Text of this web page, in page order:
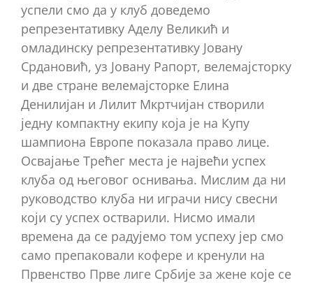
успели смо да у клуб доведемо
репрезентативку Аделу Великић и
омладинску репрезентативку Јовану
Срдановић, уз Јовану Рапорт, велемајсторку
и две стране велемајсторке Елина
Денилијан и Лилит Мкртчијан створили
једну компактну екипу која је на Купу
шампиона Европе показала право лице.
Освајање Трећег места је највећи успех
клуба од његовог оснивања. Мислим да ни
руководство клуба ни играчи нису свесни
који су успех остварили. Нисмо имали
времена да се радујемо том успеху јер смо
само препаковали кофере и кренули на
Првенство Прве лиге Србије за жене које се